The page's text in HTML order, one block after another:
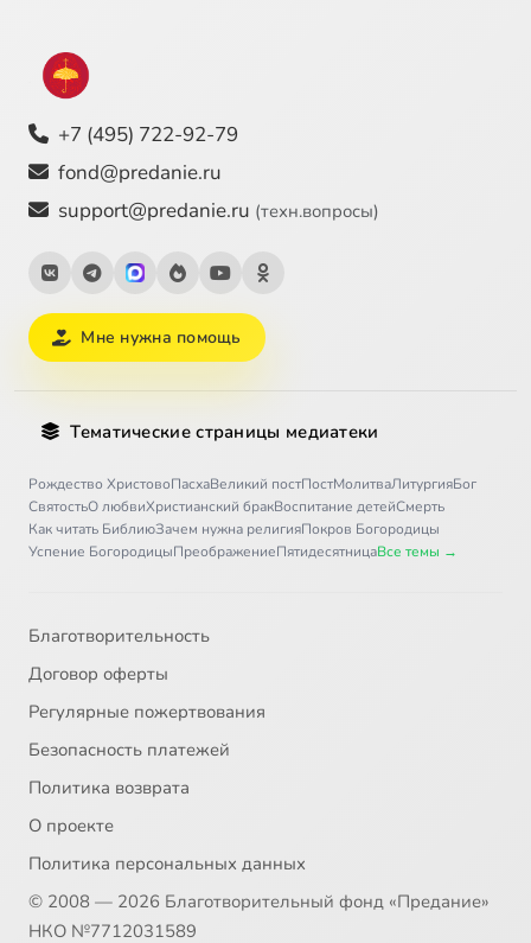
+7 (495) 722-92-79
fond@predanie.ru
support@predanie.ru (техн.вопросы)
Мне нужна помощь
Тематические страницы медиатеки
Рождество ХристовоПасхаВеликий постПостМолитваЛитургияБог
СвятостьО любвиХристианский бракВоспитание детейСмерть
Как читать БиблиюЗачем нужна религияПокров Богородицы
Успение БогородицыПреображениеПятидесятницаВсе темы →
Благотворительность
Договор оферты
Регулярные пожертвования
Безопасность платежей
Политика возврата
О проекте
Политика персональных данных
© 2008 — 2026 Благотворительный фонд «Предание»
НКО №7712031589